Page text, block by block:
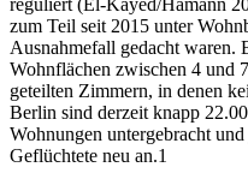
reguliert (El-Kayed/Hamann
zum Teil seit 2015 unter
Ausnahmefall gedacht waren.
Wohnflächen zwischen 4 und
geteilten Zimmern, in denen
Berlin sind derzeit knapp
Wohnungen untergebracht
Geflüchtete neu an.1